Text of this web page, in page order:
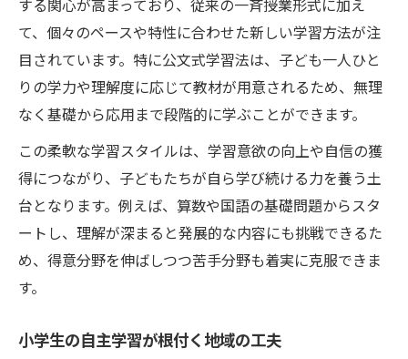
する関心が高まっており、従来の一斉授業形式に加え
て、個々のペースや特性に合わせた新しい学習方法が注
目されています。特に公文式学習法は、子ども一人ひと
りの学力や理解度に応じて教材が用意されるため、無理
なく基礎から応用まで段階的に学ぶことができます。
この柔軟な学習スタイルは、学習意欲の向上や自信の獲
得につながり、子どもたちが自ら学び続ける力を養う土
台となります。例えば、算数や国語の基礎問題からスタ
ートし、理解が深まると発展的な内容にも挑戦できるた
め、得意分野を伸ばしつつ苦手分野も着実に克服できま
す。
小学生の自主学習が根付く地域の工夫